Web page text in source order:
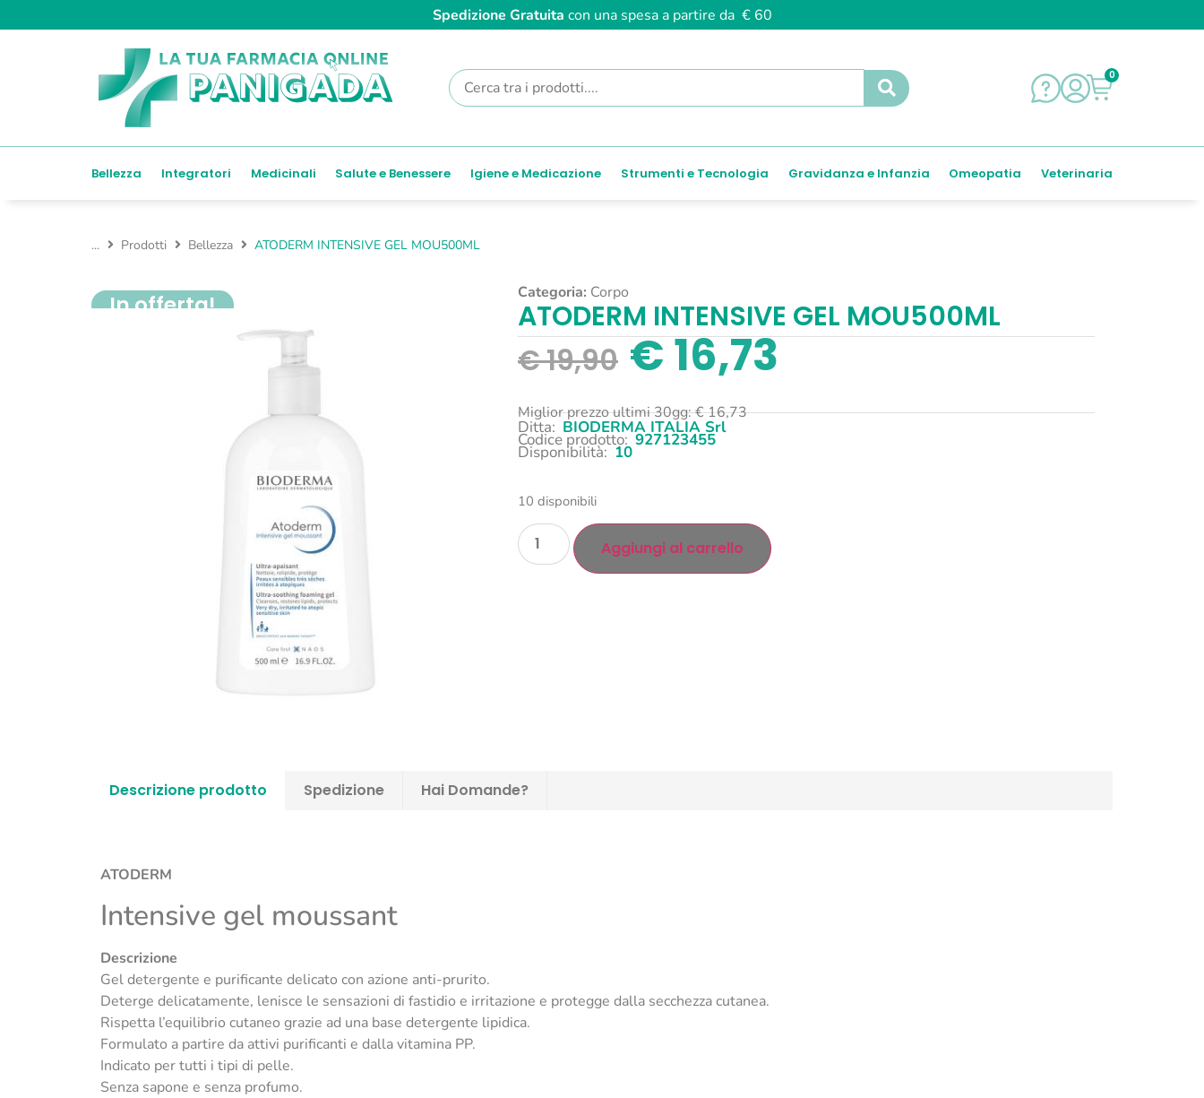
Spedizione Gratuita con una spesa a partire da € 60
0
Bellezza Integratori Medicinali Salute e Benessere Igiene e Medicazione Strumenti e Tecnologia Gravidanza e Infanzia Omeopatia Veterinaria
... Prodotti Bellezza ATODERM INTENSIVE GEL MOU500ML
In offerta! Categoria: Corpo
ATODERM INTENSIVE GEL MOU500ML
€19,90 €16,73
Miglior prezzo ultimi 30gg:€16,73
Ditta: BIODERMA ITALIA Srl
Codice prodotto: 927123455
Disponibilità: 10
10 disponibili
Aggiungi al carrello
Descrizione prodotto Spedizione Hai Domande?
ATODERM
Intensive gel moussant
Descrizione
Gel detergente e purificante delicato con azione anti-prurito.
Deterge delicatamente, lenisce le sensazioni di fastidio e irritazione e protegge dalla secchezza cutanea.
Rispetta l’equilibrio cutaneo grazie ad una base detergente lipidica.
Formulato a partire da attivi purificanti e dalla vitamina PP.
Indicato per tutti i tipi di pelle.
Senza sapone e senza profumo.